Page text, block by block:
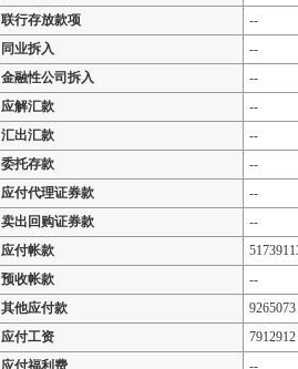
联行存放款项
--
同业拆入
--
金融性公司拆入
--
应解汇款
--
汇出汇款
--
委托存款
--
应付代理证券款
--
卖出回购证券款
--
应付帐款
预收帐款
--
其他应付款
9265073
应付工资
7912912
应付福利费
--